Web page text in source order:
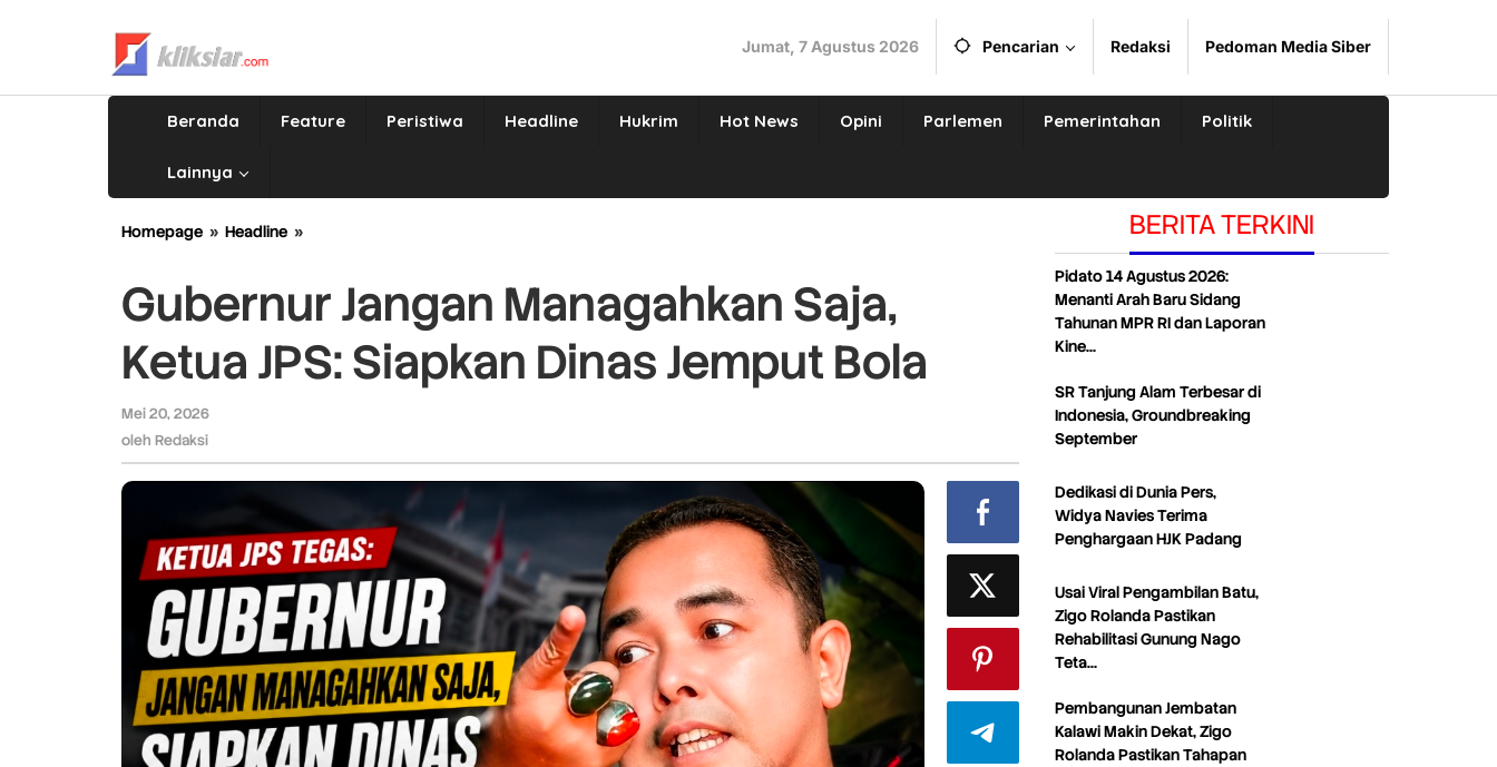
Jumat, 7 Agustus 2026 Pencarian Redaksi Pedoman Media Siber
Beranda Feature Peristiwa Headline Hukrim Hot News Opini Parlemen Pemerintahan Politik
Lainnya
Homepage » Headline »
Saja,
Ketua
JPS:
Siapkan
Gubernur Jangan Managahkan Saja,
Ketua JPS: Siapkan Dinas Jemput Bola
Mei 20, 2026
oleh Redaksi
BERITA TERKINI
Pidato 14 Agustus 2026:
Menanti Arah Baru Sidang
Tahunan MPR RI dan Laporan
Kine…
SR Tanjung Alam Terbesar di
Indonesia, Groundbreaking
September
Dedikasi di Dunia Pers,
Widya Navies Terima
Penghargaan HJK Padang
Usai Viral Pengambilan Batu,
Zigo Rolanda Pastikan
Rehabilitasi Gunung Nago
Teta…
Pembangunan Jembatan
Kalawi Makin Dekat, Zigo
Rolanda Pastikan Tahapan